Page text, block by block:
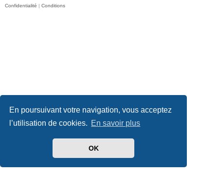
En poursuivant votre navigation, vous acceptez
l’utilisation de cookies. En savoir plus
OK
Confidentialité | Conditions